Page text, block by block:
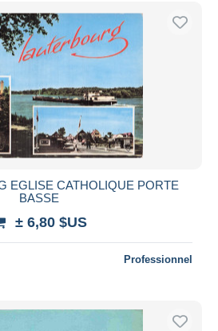
EGLISE CATHOLIQUE PORTE
BASSE
± 6,80 $US
Professionnel